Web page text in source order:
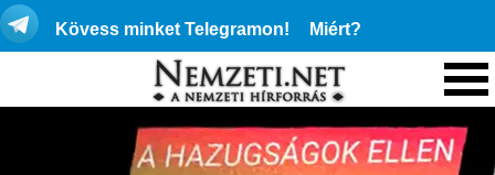
Kövess minket Telegramon! Miért?